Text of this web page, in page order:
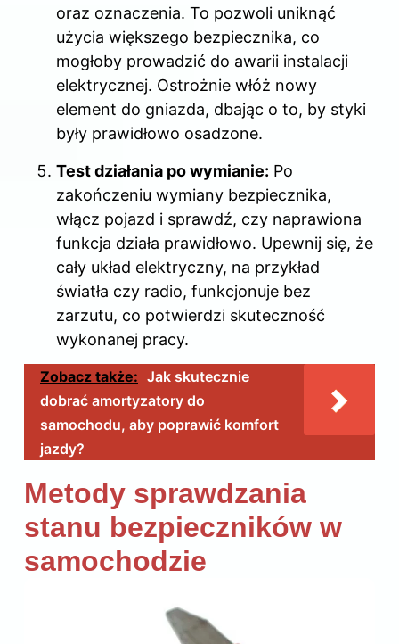
oraz oznaczenia. To pozwoli uniknąć
użycia większego bezpiecznika, co
mogłoby prowadzić do awarii instalacji
elektrycznej. Ostrożnie włóż nowy
element do gniazda, dbając o to, by styki
były prawidłowo osadzone.
Test działania po wymianie: Po
zakończeniu wymiany bezpiecznika,
włącz pojazd i sprawdź, czy naprawiona
funkcja działa prawidłowo. Upewnij się, że
cały układ elektryczny, na przykład
światła czy radio, funkcjonuje bez
zarzutu, co potwierdzi skuteczność
wykonanej pracy.
Zobacz także: Jak skutecznie
dobrać amortyzatory do
samochodu, aby poprawić komfort
jazdy?
Metody sprawdzania
stanu bezpieczników w
samochodzie